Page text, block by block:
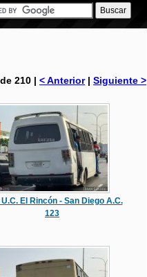
210 | < Anterior| Siguiente >
El Rincón - San Diego A.C.
123